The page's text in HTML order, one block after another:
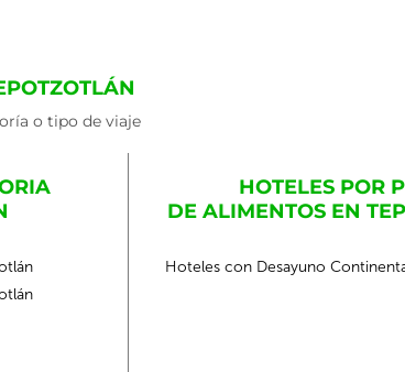
o tipo de viaje
HOTELES POR
DE ALIMENTOS EN
Hoteles con Desayuno